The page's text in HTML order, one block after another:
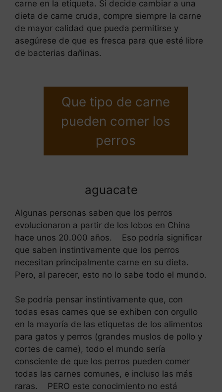
carne en la etiqueta. Si decide cambiar a una
dieta de carne cruda, compre siempre la carne
de mayor calidad que pueda permitirse y
asegúrese de que es fresca para que esté libre
de bacterias dañinas.
Que tipo de carne
pueden comer los
perros
aguacate
Algunas personas saben que los perros
evolucionaron a partir de los lobos en China
hace unos 20.000 años. Eso podría significar
que saben instintivamente que los perros
necesitan principalmente carne en su dieta.
Pero, al parecer, esto no lo sabe todo el mundo.
Se podría pensar instintivamente que, con
todas esas carnes que se exhiben con orgullo
en la mayoría de las etiquetas de los alimentos
para gatos y perros (grandes muslos de pollo y
cortes de carne), todo el mundo sería
consciente de que los perros pueden comer
todas las carnes comunes, e incluso las más
raras. PERO este conocimiento no está